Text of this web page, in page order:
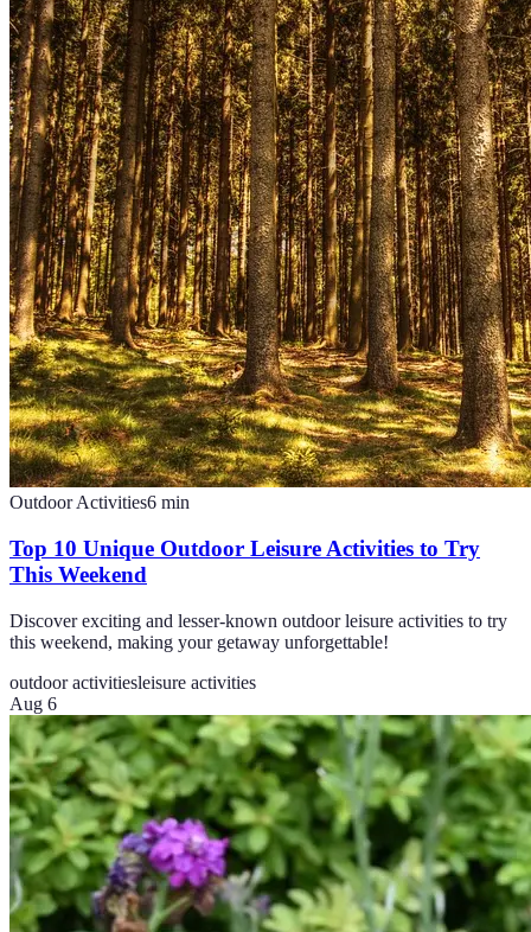
Outdoor Activities6 min
Top 10 Unique Outdoor Leisure Activities to Try
This Weekend
Discover exciting and lesser-known outdoor leisure activities to try
this weekend, making your getaway unforgettable!
outdoor activitiesleisure activities
Aug 6